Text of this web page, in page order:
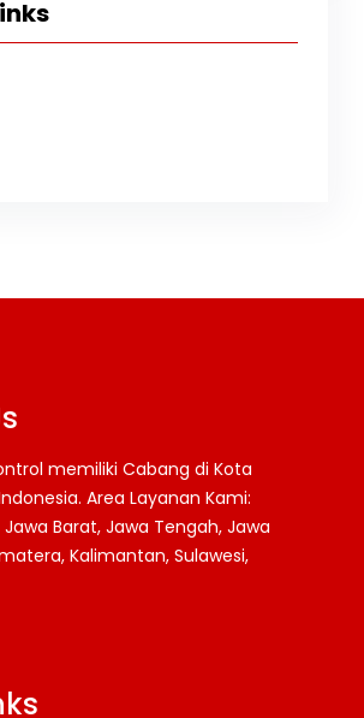
memiliki Cabang di Kota
Area Layanan Kami:
Jawa Barat, Jawa Tengah, Jawa
Kalimantan, Sulawesi,